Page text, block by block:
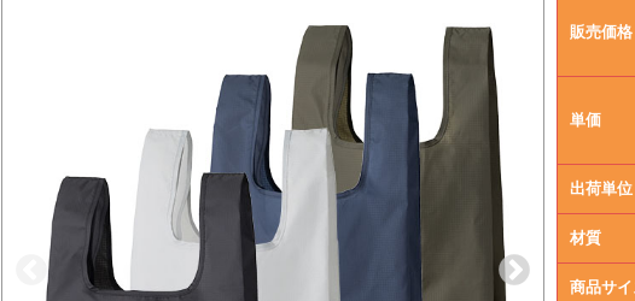
販売価格
単価
出荷単位
材質
商品サ